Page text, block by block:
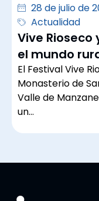
28 de julio de
Actualidad
Vive
el mundo
El Festival Vive
Monasterio de
Valle de
un…